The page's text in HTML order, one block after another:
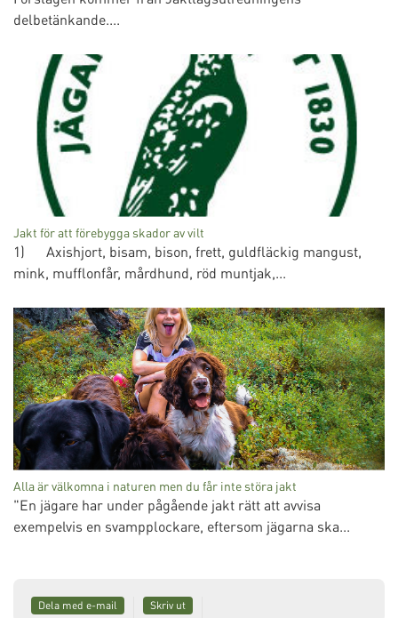
delbetänkande....
Jakt för att förebygga skador av vilt
1) Axishjort, bisam, bison, frett, guldfläckig mangust,
mink, mufflonfår, mårdhund, röd muntjak,...
Alla är välkomna i naturen men du får inte störa jakt
"En jägare har under pågående jakt rätt att avvisa
exempelvis en svampplockare, eftersom jägarna ska...
Dela med e-mail Skriv ut